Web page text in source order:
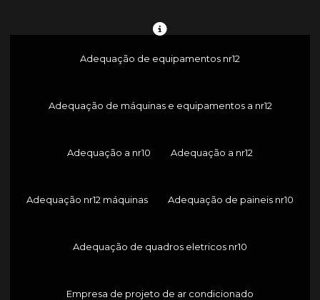
Adequação de equipamentos nr12
Adequação de máquinas e equipamentos a nr12
Adequação a nr10 Adequação a nr12
Adequação nr12 máquinas Adequação de paineis nr10
Adequação de quadros eletricos nr10
Empresa de projeto de ar condicionado